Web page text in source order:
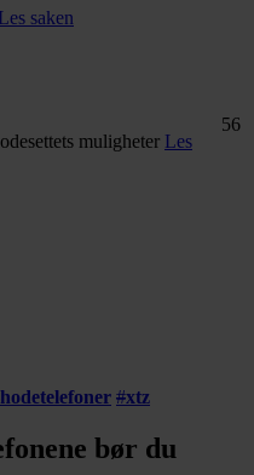
Les saken
muligheter Les
56
#xtz
bør du